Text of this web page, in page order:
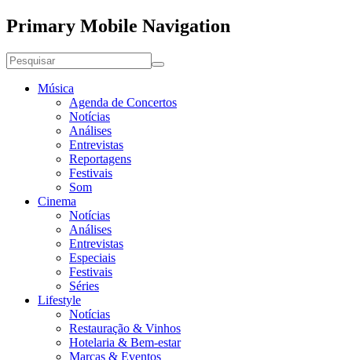
Primary Mobile Navigation
Música
Agenda de Concertos
Notícias
Análises
Entrevistas
Reportagens
Festivais
Som
Cinema
Notícias
Análises
Entrevistas
Especiais
Festivais
Séries
Lifestyle
Notícias
Restauração & Vinhos
Hotelaria & Bem-estar
Marcas & Eventos